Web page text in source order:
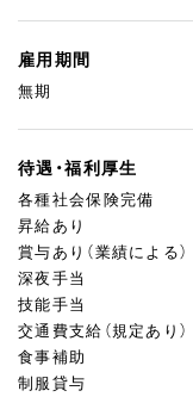
雇用期間
無期
待遇・福利厚生
各種社会保険完備
昇給あり
賞与あり（業績による）
深夜手当
技能手当
交通費支給（規定あり）
食事補助
制服貸与